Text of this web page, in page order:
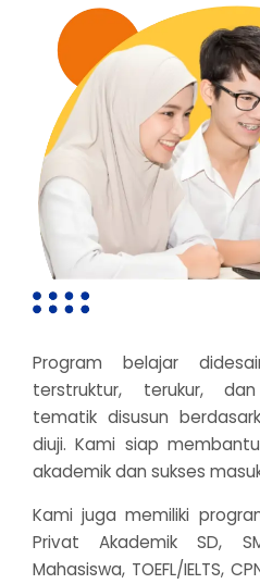
Program belajar
terstruktur, terukur,
tematik disusun
diuji. Kami siap
akademik dan sukses
Kami juga memiliki
Privat Akademik SD,
Mahasiswa, TOEFL/IELTS,